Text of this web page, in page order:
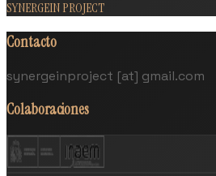
SYNERGEIN PROJECT
Contacto
synergeinproject [at] gmail.com
Colaboraciones